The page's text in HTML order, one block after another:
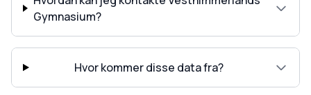
Gymnasium?
Hvor kommer disse data fra?